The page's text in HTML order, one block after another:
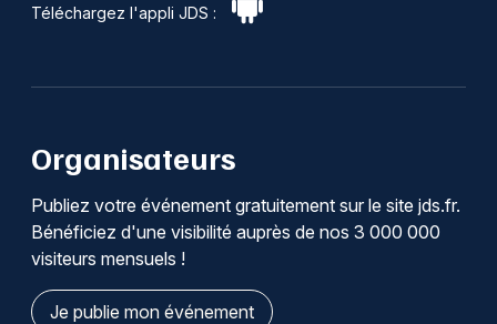
Téléchargez l'appli JDS :
Organisateurs
Publiez votre événement gratuitement sur le site jds.fr.
Bénéficiez d'une visibilité auprès de nos 3 000 000
visiteurs mensuels !
Je publie mon événement